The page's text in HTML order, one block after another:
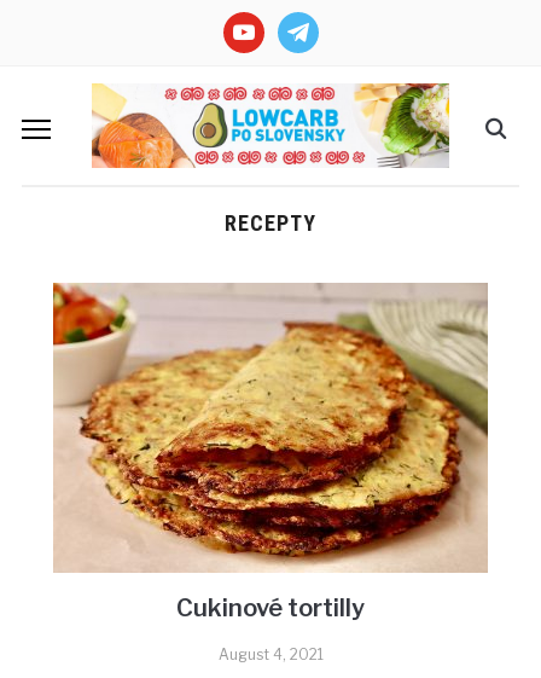
youtubetelegram
RECEPTY
Cukinové tortilly
August 4, 2021